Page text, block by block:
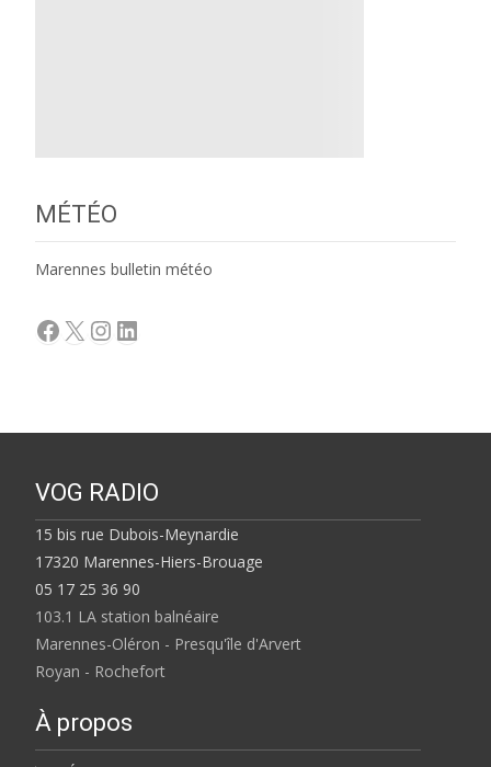
MÉTÉO
Marennes bulletin météo
Facebook
X Instagram
LinkedIn
VOG RADIO
15 bis rue Dubois-Meynardie
17320 Marennes-Hiers-Brouage
05 17 25 36 90
103.1 LA station balnéaire
Marennes-Oléron - Presqu'île d'Arvert
Royan - Rochefort
À propos